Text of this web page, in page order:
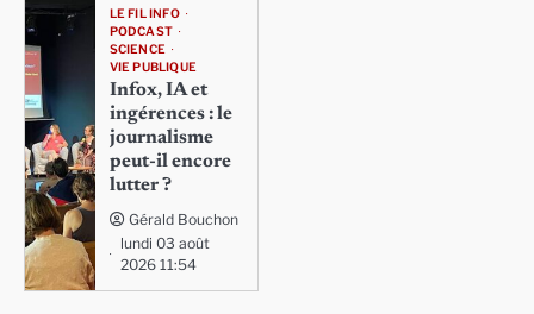
LE FIL INFO
PODCAST
SCIENCE
VIE PUBLIQUE
Infox, IA et
ingérences : le
journalisme
peut-il encore
lutter ?
Gérald Bouchon
lundi 03 août
2026 11:54